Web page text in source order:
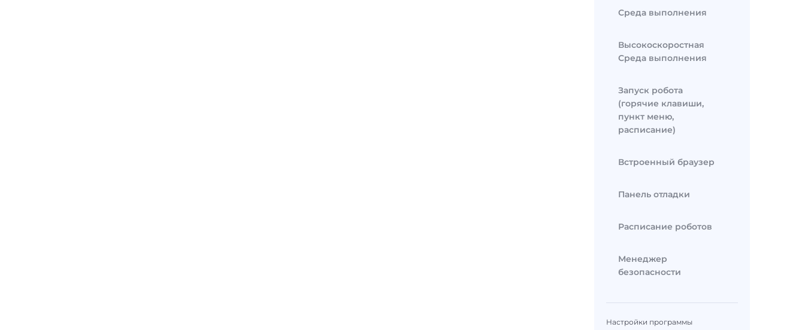
Среда выполнения
Высокоскоростная
Среда выполнения
Запуск робота
(горячие клавиши,
пункт меню,
расписание)
Встроенный браузер
Панель отладки
Расписание роботов
Менеджер
безопасности
Настройки программы